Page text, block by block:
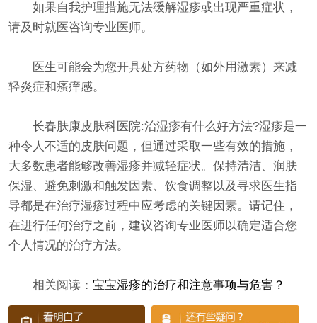
如果自我护理措施无法缓解湿疹或出现严重症状，
请及时就医咨询专业医师。
医生可能会为您开具处方药物（如外用激素）来减
轻炎症和瘙痒感。
长春肤康皮肤科医院:治湿疹有什么好方法?湿疹是一
种令人不适的皮肤问题，但通过采取一些有效的措施，
大多数患者能够改善湿疹并减轻症状。保持清洁、润肤
保湿、避免刺激和触发因素、饮食调整以及寻求医生指
导都是在治疗湿疹过程中应考虑的关键因素。请记住，
在进行任何治疗之前，建议咨询专业医师以确定适合您
个人情况的治疗方法。
相关阅读： 宝宝湿疹的治疗和注意事项与危害？